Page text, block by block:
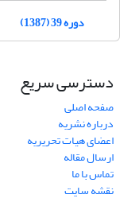
دوره 39 (1387)
دسترسی سریع
صفحه اصلی
درباره نشریه
اعضای هیات تحریریه
ارسال مقاله
تماس با ما
نقشه سایت